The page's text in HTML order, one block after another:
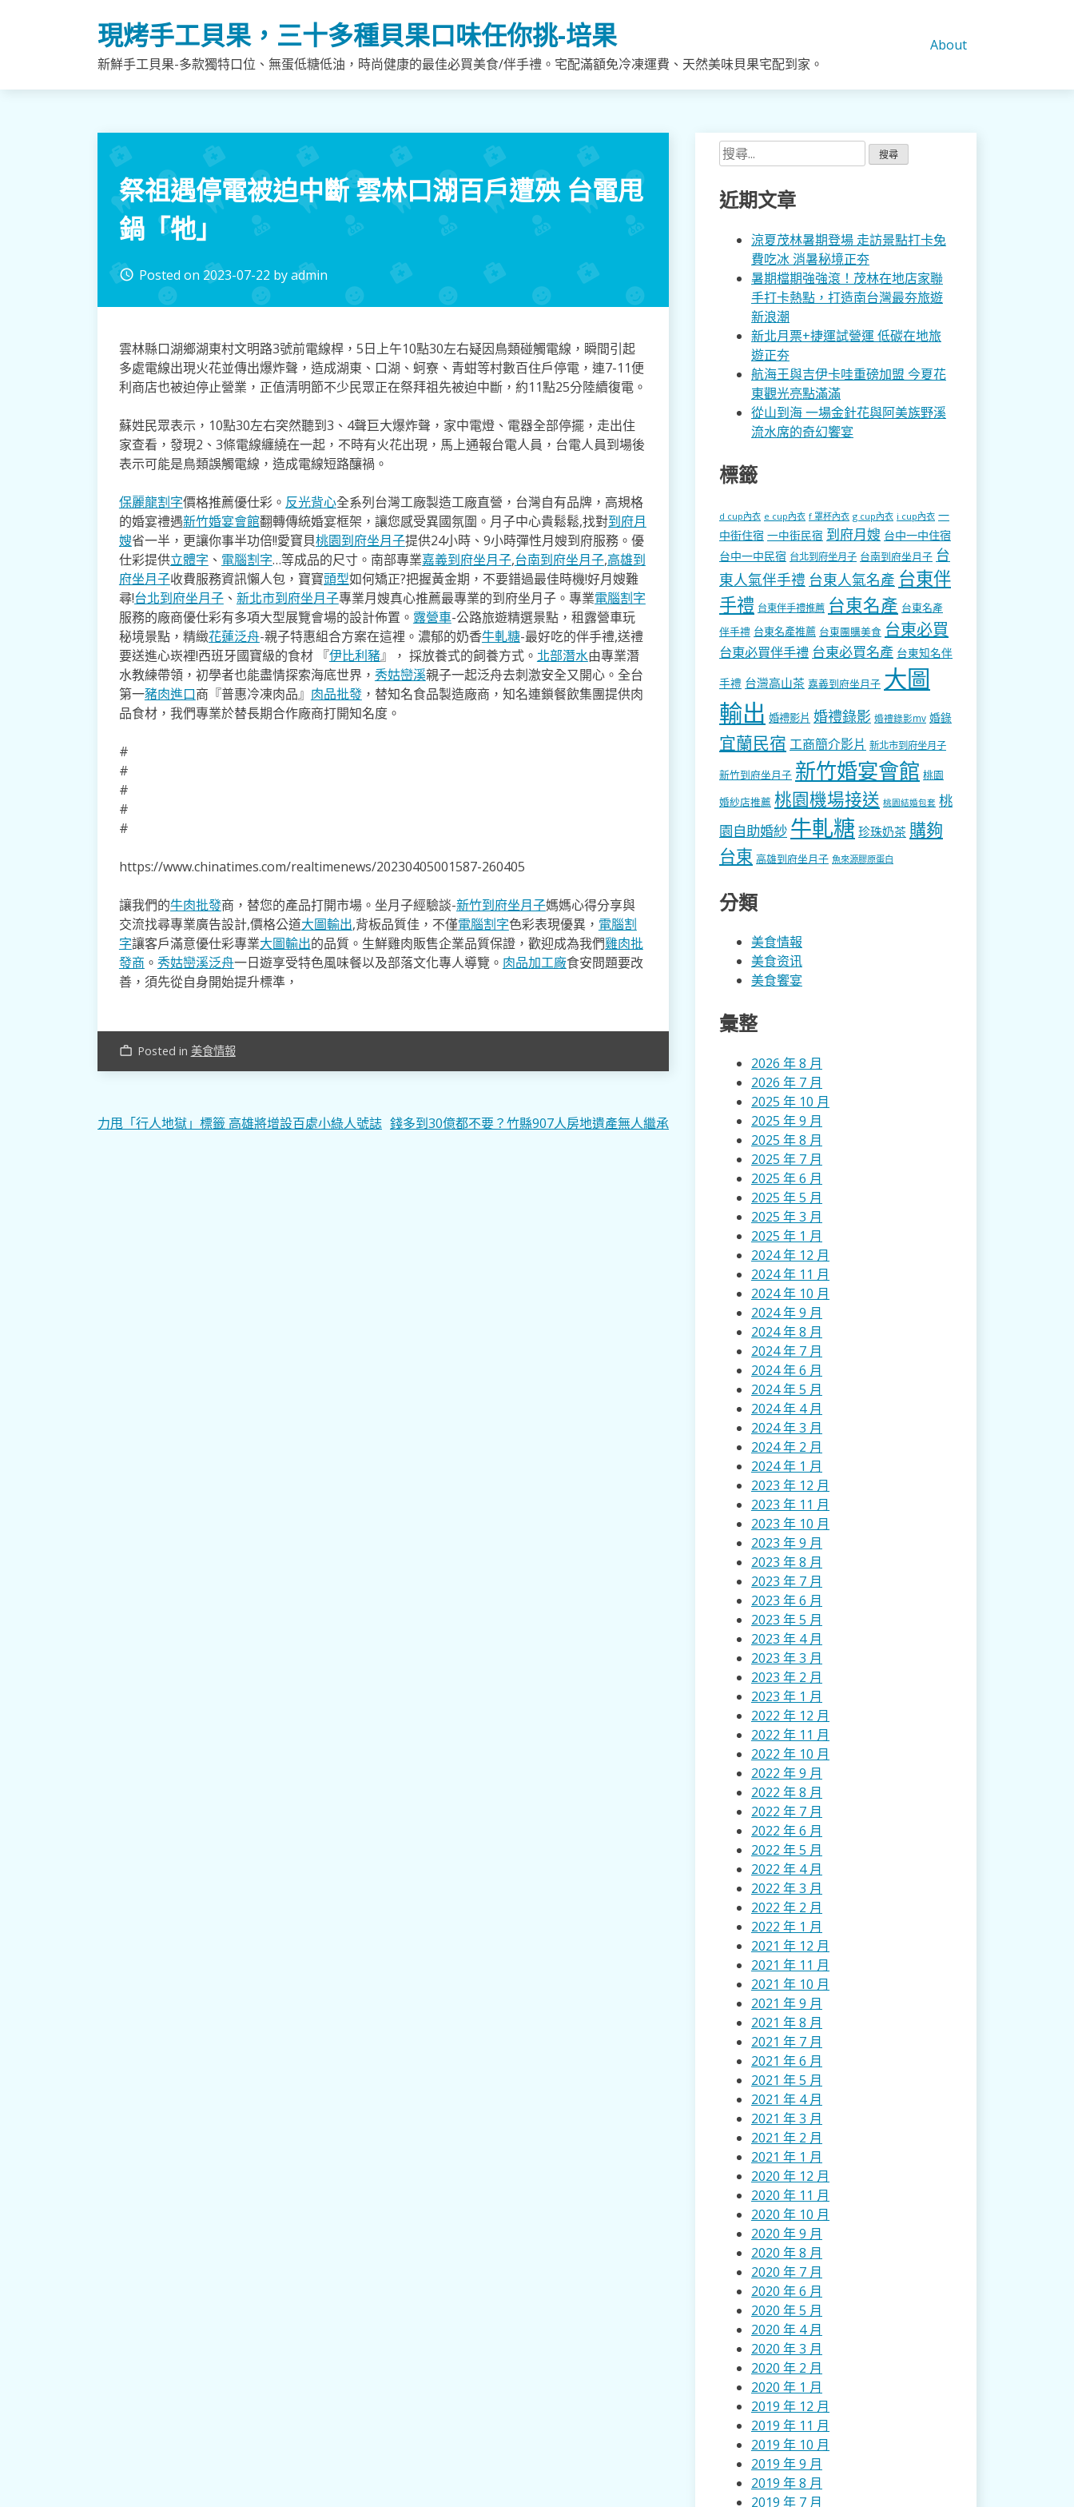
現烤手工貝果，三十多種貝果口味任你挑-培果
新鮮手工貝果-多款獨特口位、無蛋低糖低油，時尚健康的最佳必買美食/伴手禮。宅配滿額免冷凍運費、天然美味貝果宅配到家。
About
祭祖遇停電被迫中斷 雲林口湖百戶遭殃 台電甩
鍋「牠」
access_time Posted on2023-07-22 byadmin
雲林縣口湖鄉湖東村文明路3號前電線桿，5日上午10點30左右疑因鳥類碰觸電線，瞬間引起
多處電線出現火花並傳出爆炸聲，造成湖東、口湖、蚵寮、青蚶等村數百住戶停電，連7-11便
利商店也被迫停止營業，正值清明節不少民眾正在祭拜祖先被迫中斷，約11點25分陸續復電。
蘇姓民眾表示，10點30左右突然聽到3、4聲巨大爆炸聲，家中電燈、電器全部停擺，走出住
家查看，發現2、3條電線纏繞在一起，不時有火花出現，馬上通報台電人員，台電人員到場後
表示可能是鳥類誤觸電線，造成電線短路釀禍。
保麗龍割字價格推薦優仕彩。 反光背心全系列台灣工廠製造工廠直營，台灣自有品牌，高規格
的婚宴禮遇新竹婚宴會館翻轉傳統婚宴框架，讓您感受異國氛圍。月子中心貴鬆鬆,找對到府月
嫂省一半，更讓你事半功倍!!愛寶貝桃園到府坐月子提供24小時、9小時彈性月嫂到府服務。優
仕彩提供立體字 、 電腦割字…等成品的尺寸。南部專業嘉義到府坐月子,台南到府坐月子,高雄到
府坐月子收費服務資訊懶人包，寶寶頭型如何矯正?把握黃金期，不要錯過最佳時機!好月嫂難
尋!台北到府坐月子、 新北市到府坐月子專業月嫂真心推薦最專業的到府坐月子。專業電腦割字
服務的廠商優仕彩有多項大型展覽會場的設計佈置。 露營車-公路旅遊精選景點，租露營車玩
秘境景點，精緻花蓮泛舟-親子特惠組合方案在這裡。濃郁的奶香牛軋糖-最好吃的伴手禮,送禮
要送進心崁裡!西班牙國寶級的食材 『伊比利豬』， 採放養式的飼養方式。 北部潛水由專業潛
水教練帶領，初學者也能盡情探索海底世界， 秀姑巒溪親子一起泛舟去​刺激安全又開心。全台
第一豬肉進口商『普惠冷凍肉品』 肉品批發，替知名食品製造廠商，知名連鎖餐飲集團提供肉
品食材，我們專業於替長期合作廠商打開知名度。
#
#
#
#
#
https://www.chinatimes.com/realtimenews/20230405001587-260405
讓我們的牛肉批發商，替您的產品打開市場。坐月子經驗談-新竹到府坐月子媽媽心得分享與
交流找尋專業廣告設計,價格公道大圖輸出,背板品質佳，不僅電腦割字色彩表現優異， 電腦割
字讓客戶滿意優仕彩專業大圖輸出的品質。生鮮雞肉販售企業品質保證，歡迎成為我們雞肉批
發商 。 秀姑巒溪泛舟一日遊享受特色風味餐以及部落文化專人導覽。 肉品加工廠食安問題要改
善，須先從自身開始提升標準，
work_outline Posted in 美食情報
文
力甩「行人地獄」標籤 高雄將增設百處小綠人號誌 錢多到30億都不要？竹縣907人房地遺產無人繼承
搜
尋
關
鍵
近期文章
涼夏茂林暑期登場 走訪景點打卡免
費吃冰 消暑秘境正夯
暑期檔期強強滾！茂林在地店家聯
手打卡熱點，打造南台灣最夯旅遊
新浪潮
新北月票+捷運試營運 低碳在地旅
遊正夯
航海王與吉伊卡哇重磅加盟 今夏花
東觀光亮點滿滿
從山到海 一場金針花與阿美族野溪
流水席的奇幻饗宴
標籤
d cup內衣 e cup內衣 f 罩杯內衣 g cup內衣 i cup內衣 一
中街住宿 一中街民宿 到府月嫂 台中一中住宿
台中一中民宿 台北到府坐月子 台南到府坐月子 台
東人氣伴手禮 台東人氣名產 台東伴
手禮 台東伴手禮推薦 台東名產 台東名產
伴手禮 台東名產推薦 台東團購美食 台東必買
台東必買伴手禮 台東必買名產 台東知名伴
手禮 台灣高山茶 嘉義到府坐月子 大圖
輸出 婚禮影片 婚禮錄影 婚禮錄影mv 婚錄
宜蘭民宿 工商簡介影片 新北市到府坐月子
新竹到府坐月子 新竹婚宴會館 桃園
婚紗店推薦 桃園機場接送 桃園結婚包套 桃
園自助婚紗 牛軋糖 珍珠奶茶 購夠
台東 高雄到府坐月子 魚來源膠原蛋白
分類
美食情報
美食资讯
美食饗宴
彙整
2026 年 8 月
2026 年 7 月
2025 年 10 月
2025 年 9 月
2025 年 8 月
2025 年 7 月
2025 年 6 月
2025 年 5 月
2025 年 3 月
2025 年 1 月
2024 年 12 月
2024 年 11 月
2024 年 10 月
2024 年 9 月
2024 年 8 月
2024 年 7 月
2024 年 6 月
2024 年 5 月
2024 年 4 月
2024 年 3 月
2024 年 2 月
2024 年 1 月
2023 年 12 月
2023 年 11 月
2023 年 10 月
2023 年 9 月
2023 年 8 月
2023 年 7 月
2023 年 6 月
2023 年 5 月
2023 年 4 月
2023 年 3 月
2023 年 2 月
2023 年 1 月
2022 年 12 月
2022 年 11 月
2022 年 10 月
2022 年 9 月
2022 年 8 月
2022 年 7 月
2022 年 6 月
2022 年 5 月
2022 年 4 月
2022 年 3 月
2022 年 2 月
2022 年 1 月
2021 年 12 月
2021 年 11 月
2021 年 10 月
2021 年 9 月
2021 年 8 月
2021 年 7 月
2021 年 6 月
2021 年 5 月
2021 年 4 月
2021 年 3 月
2021 年 2 月
2021 年 1 月
2020 年 12 月
2020 年 11 月
2020 年 10 月
2020 年 9 月
2020 年 8 月
2020 年 7 月
2020 年 6 月
2020 年 5 月
2020 年 4 月
2020 年 3 月
2020 年 2 月
2020 年 1 月
2019 年 12 月
2019 年 11 月
2019 年 10 月
2019 年 9 月
2019 年 8 月
2019 年 7 月